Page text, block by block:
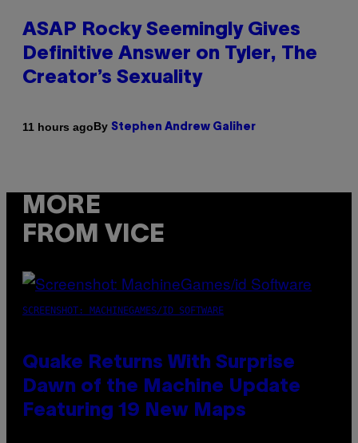
ASAP Rocky Seemingly Gives
Definitive Answer on Tyler, The
Creator’s Sexuality
11 hours agoBy Stephen Andrew Galiher
MORE
FROM VICE
SCREENSHOT: MACHINEGAMES/ID SOFTWARE
Quake Returns With Surprise
Dawn of the Machine Update
Featuring 19 New Maps